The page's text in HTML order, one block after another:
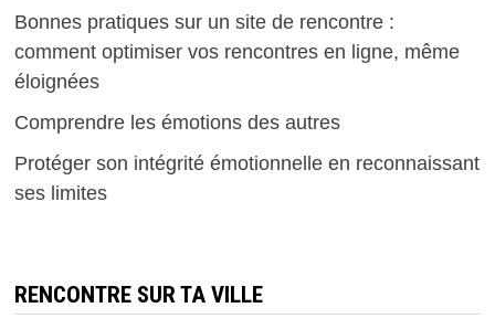
Bonnes pratiques sur un site de rencontre :
comment optimiser vos rencontres en ligne, même
éloignées
Comprendre les émotions des autres
Protéger son intégrité émotionnelle en reconnaissant
ses limites
RENCONTRE SUR TA VILLE